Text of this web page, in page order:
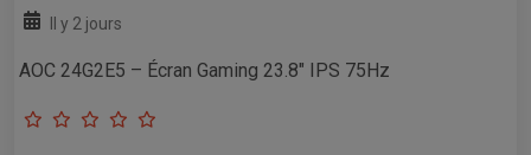
Il y 2 jours
AOC 24G2E5 – Écran Gaming 23.8" IPS 75Hz